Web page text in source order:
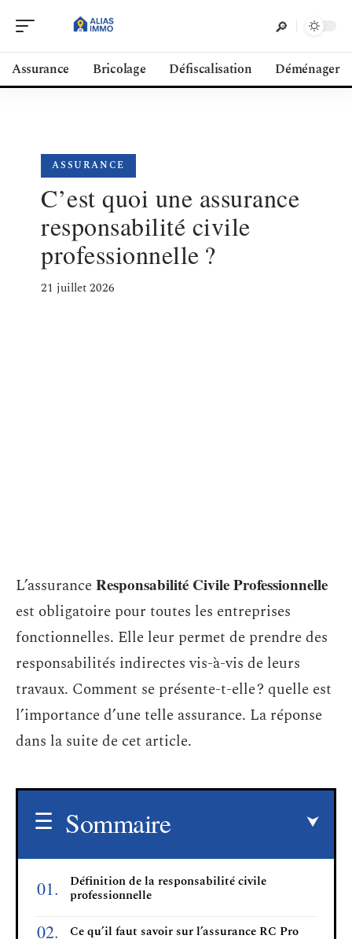
Assurance Bricolage Défiscalisation Déménager
ASSURANCE
C’est quoi une assurance
responsabilité civile
professionnelle ?
21 juillet 2026
L’assuranceResponsabilité Civile Professionnelle
est obligatoire pour toutes les entreprises
fonctionnelles. Elle leur permet de prendre des
responsabilités indirectes vis-à-vis de leurs
travaux. Comment se présente-t-elle ? quelle est
l’importance d’une telle assurance. La réponse
dans la suite de cet article.
Sommaire
Définition de la responsabilité civile
professionnelle
Ce qu’il faut savoir sur l’assurance RC Pro